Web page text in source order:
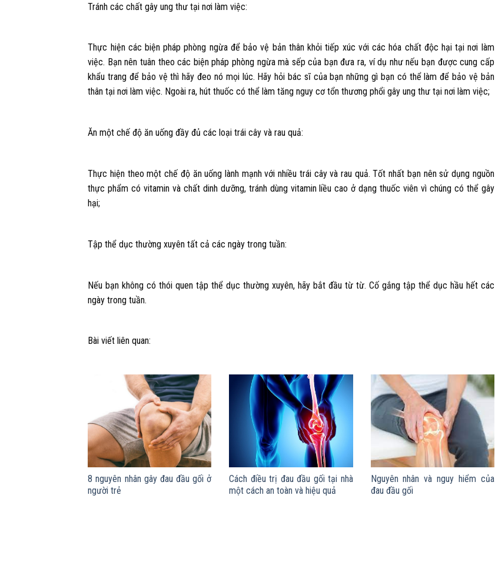
Tránh các chất gây ung thư tại nơi làm việc:
Thực hiện các biện pháp phòng ngừa để bảo vệ bản thân khỏi tiếp xúc với các hóa chất độc hại tại nơi làm
việc. Bạn nên tuân theo các biện pháp phòng ngừa mà sếp của bạn đưa ra, ví dụ như nếu bạn được cung cấp
khẩu trang để bảo vệ thì hãy đeo nó mọi lúc. Hãy hỏi bác sĩ của bạn những gì bạn có thể làm để bảo vệ bản
thân tại nơi làm việc. Ngoài ra, hút thuốc có thể làm tăng nguy cơ tổn thương phổi gây ung thư tại nơi làm việc;
Ăn một chế độ ăn uống đầy đủ các loại trái cây và rau quả:
Thực hiện theo một chế độ ăn uống lành mạnh với nhiều trái cây và rau quả. Tốt nhất bạn nên sử dụng nguồn
thực phẩm có vitamin và chất dinh dưỡng, tránh dùng vitamin liều cao ở dạng thuốc viên vì chúng có thể gây
hại;
Tập thể dục thường xuyên tất cả các ngày trong tuần:
Nếu bạn không có thói quen tập thể dục thường xuyên, hãy bắt đầu từ từ. Cố gắng tập thể dục hầu hết các
ngày trong tuần.
Bài viết liên quan:
8 nguyên nhân gây đau đầu gối ở
người trẻ
Cách điều trị đau đầu gối tại nhà
một cách an toàn và hiệu quả
Nguyên nhân và nguy hiểm của
đau đầu gối